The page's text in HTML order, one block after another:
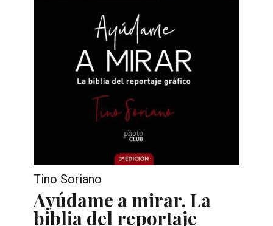
Tino Soriano
Ayúdame a mirar. La
biblia del reportaje